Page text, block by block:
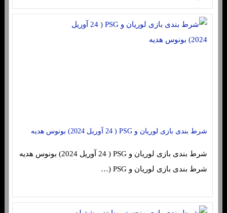
شرط بندی بازی لوریان و PSG ( 24 آوریل 2024) بونوس هدیه
شرط بندی بازی لوریان و PSG ( 24 آوریل 2024) بونوس هدیه
شرط بندی بازی لوریان و PSG (…